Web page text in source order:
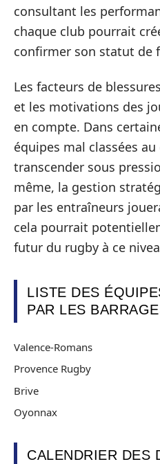
consultant les
chaque club pourrait
confirmer son statut de
Les facteurs de
et les motivations des
en compte. Dans
équipes mal classées
transcender sous
même, la gestion
par les entraîneurs
cela pourrait
futur du rugby à ce
LISTE DES
PAR LES
Valence-Romans
Provence Rugby
Brive
Oyonnax
CALENDRIER DES